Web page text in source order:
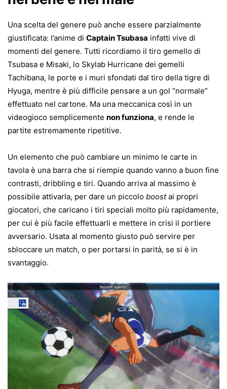
Una scelta del genere può anche essere parzialmente
giustificata: l’anime di Captain Tsubasa infatti vive di
momenti del genere. Tutti ricordiamo il tiro gemello di
Tsubasa e Misaki, lo Skylab Hurricane dei gemelli
Tachibana, le porte e i muri sfondati dal tiro della tigre di
Hyuga, mentre è più difficile pensare a un gol “normale”
effettuato nel cartone. Ma una meccanica così in un
videogioco semplicemente non funziona, e rende le
partite estremamente ripetitive.
Un elemento che può cambiare un minimo le carte in
tavola è una barra che si riempie quando vanno a buon fine
contrasti, dribbling e tiri. Quando arriva al massimo è
possibile attivarla, per dare un piccolo boostai propri
giocatori, che caricano i tiri speciali molto più rapidamente,
per cui è più facile effettuarli e mettere in crisi il portiere
avversario. Usata al momento giusto può servire per
sbloccare un match, o per portarsi in parità, se si è in
svantaggio.